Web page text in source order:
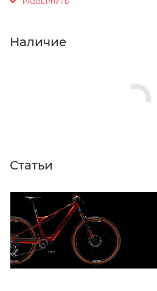
Нажмите кнопку «Оформить
Наличие
Статьи